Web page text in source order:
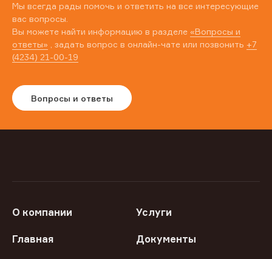
Мы всегда рады помочь и ответить на все интересующие
вас вопросы.
Вы можете найти информацию в разделе «Вопросы и
ответы» , задать вопрос в онлайн-чате или позвонить +7
(4234) 21-00-19
Вопросы и ответы
О компании Услуги
Главная Документы